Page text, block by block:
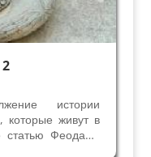
истории
которые живут в
Феодалы